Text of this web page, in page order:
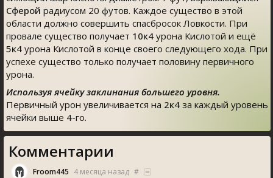
Сферой радиусом 20 футов. Каждое существо в этой
области должно совершить спасбросок Ловкости. При
провале существо получает 10к4 урона Кислотой и ещё
5к4 урона Кислотой в конце своего следующего хода. При
успехе существо только получает половину первичного
урона.
Используя ячейку заклинания большего уровня.
Первичный урон увеличивается на 2к4 за каждый уровень
ячейки выше 4-го.
Комментарии
Froom445 4 месяца назад #